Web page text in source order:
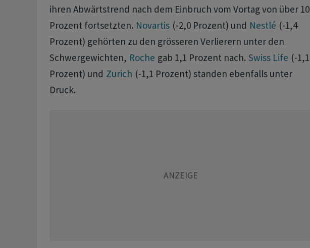
ihren Abwärtstrend nach dem Einbruch vom Vortag von über 10
Prozent fortsetzten. Novartis (-2,0 Prozent) und Nestlé (-1,4
Prozent) gehörten zu den grösseren Verlierern unter den
Schwergewichten, Roche gab 1,1 Prozent nach. Swiss Life (-1,1
Prozent) und Zurich (-1,1 Prozent) standen ebenfalls unter
Druck.